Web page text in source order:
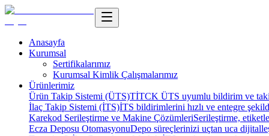
Anasayfa
Kurumsal
Sertifikalarımız
Kurumsal Kimlik Çalışmalarımız
Ürünlerimiz
Ürün Takip Sistemi (ÜTS)TİTCK ÜTS uyumlu bildirim ve
İlaç Takip Sistemi (İTS)İTS bildirimlerini hızlı ve entegre
Karekod Serileştirme ve Makine ÇözümleriSerileştirme,
Ecza Deposu OtomasyonuDepo süreçlerinizi uçtan uca